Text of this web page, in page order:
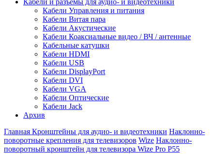
Кабели Управления и питания
Кабели Витая пара
Кабели Акустические
Кабели Коаксиальные видео / ВЧ / антенные
Кабельные катушки
Кабели HDMI
Кабели USB
Кабели DisplayPort
Кабели DVI
Кабели VGA
Кабели Оптические
Кабели Jack
Архив
Главная Кронштейны для аудио- и видеотехники Наклонно-
поворотные крепления для телевизоров Wize Наклонно-
поворотный кронштейн для телевизора Wize Pro P55